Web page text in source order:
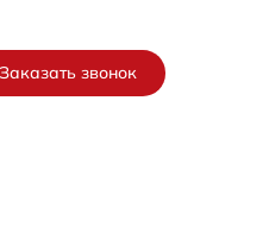
Заказать звонок